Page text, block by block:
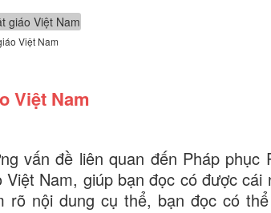
Việt Nam
Việt Nam
vấn đề liên quan đến Pháp phục
Nam, giúp bạn đọc có được cái
nội dung cụ thể, bạn đọc có